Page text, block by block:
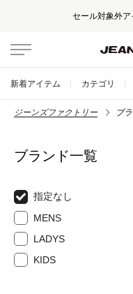
セール対象外ア
新着アイテム カテゴリ
ジーンズファクトリー ブ
ブランド一覧
指定なし
MENS
LADYS
KIDS